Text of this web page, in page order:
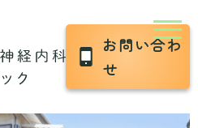
お問い合わ
せ